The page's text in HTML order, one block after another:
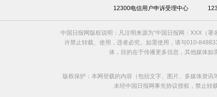
12300电信用户申诉受理中心
中国日报网版权说明：凡注明来源为“中国日报网：XXX（
许禁止转载、使用，违者必究。如需使用，请与010-
体，目的在于传播更多信息，其他媒体
版权保护：本网登载的内容（包括文字、图片、多媒体资
未经中国日报网事先协议授权，禁止转